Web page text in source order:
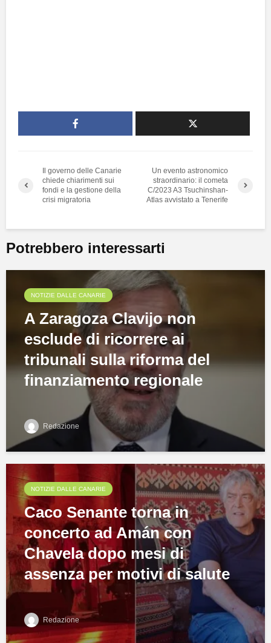
Il governo delle Canarie
chiede chiarimenti sui
fondi e la gestione della
crisi migratoria
Un evento astronomico
straordinario: il cometa
C/2023 A3 Tsuchinshan-
Atlas avvistato a Tenerife
Potrebbero interessarti
NOTIZIE DALLE CANARIE
A Zaragoza Clavijo non
esclude di ricorrere ai
tribunali sulla riforma del
finanziamento regionale
Redazione
NOTIZIE DALLE CANARIE
Caco Senante torna in
concerto ad Amán con
Chavela dopo mesi di
assenza per motivi di salute
Redazione